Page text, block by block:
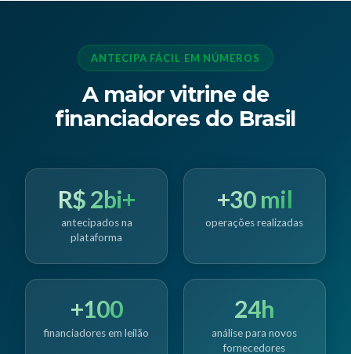
ANTECIPA FÁCIL EM NÚMEROS
A maior vitrine de
financiadores do Brasil
R$ 2bi+
antecipados na
plataforma
+30 mil
operações realizadas
+100
financiadores em leilão
24h
análise para novos
fornecedores